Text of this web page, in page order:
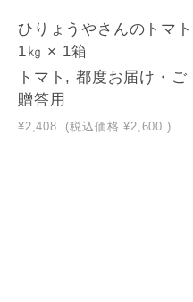
ひりょうやさんのトマト
1㎏ × 1箱
トマト, 都度お届け・ご
贈答用
¥2,408 (税込価格 ¥2,600 )